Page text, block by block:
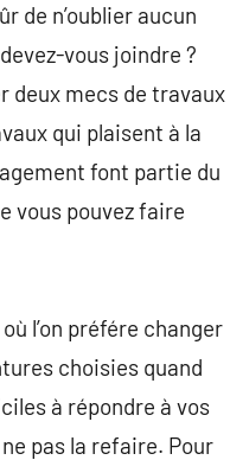
de n’oublier aucun
vous joindre ?
deux mecs de travaux
qui plaisent à la
font partie du
vous pouvez faire
l’on préfére changer
choisies quand
à répondre à vos
pas la refaire. Pour